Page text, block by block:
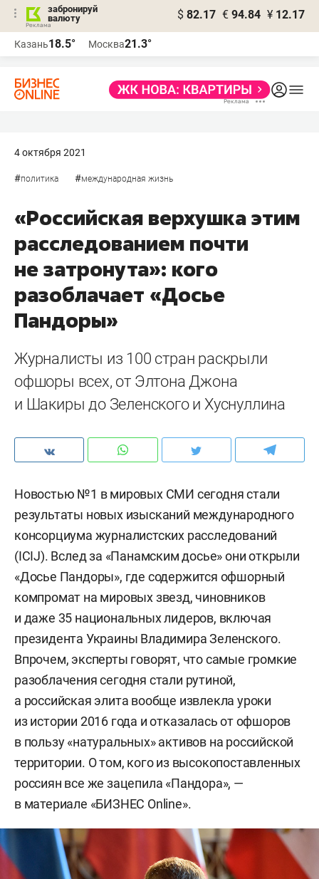
забронируй
валюту
$ 82.17 € 94.84 ¥ 12.17
Казань18.5° Москва21.3°
4 октября 2021
#политика #международная жизнь
«Российская верхушка этим
расследованием почти
не затронута»: кого
разоблачает «Досье
Пандоры»
Журналисты из 100 стран раскрыли
офшоры всех, от Элтона Джона
и Шакиры до Зеленского и Хуснуллина
Новостью №1 в мировых СМИ сегодня стали
результаты новых изысканий международного
консорциума журналистских расследований
(ICIJ). Вслед за «Панамским досье» они открыли
«Досье Пандоры», где содержится офшорный
компромат на мировых звезд, чиновников
и даже 35 национальных лидеров, включая
президента Украины Владимира Зеленского.
Впрочем, эксперты говорят, что самые громкие
разоблачения сегодня стали рутиной,
а российская элита вообще извлекла уроки
из истории 2016 года и отказалась от офшоров
в пользу «натуральных» активов на российской
территории. О том, кого из высокопоставленных
россиян все же зацепила «Пандора», —
в материале «БИЗНЕС Online».